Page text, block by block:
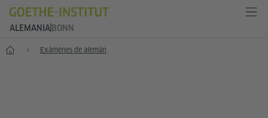
ALEMANIA BONN
-- Exámenes de alemán